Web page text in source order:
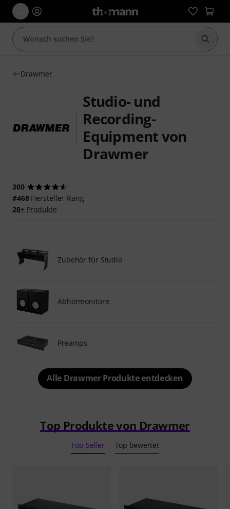
Suche
Drawmer
Studio- und
Recording-
Equipment von
Drawmer
300
#468Hersteller-Rang
20+Produkte
Zubehör für Studio
Abhörmonitore
Preamps
Alle Drawmer Produkte entdecken
Top Produkte von Drawmer
Top-Seller Top bewertet